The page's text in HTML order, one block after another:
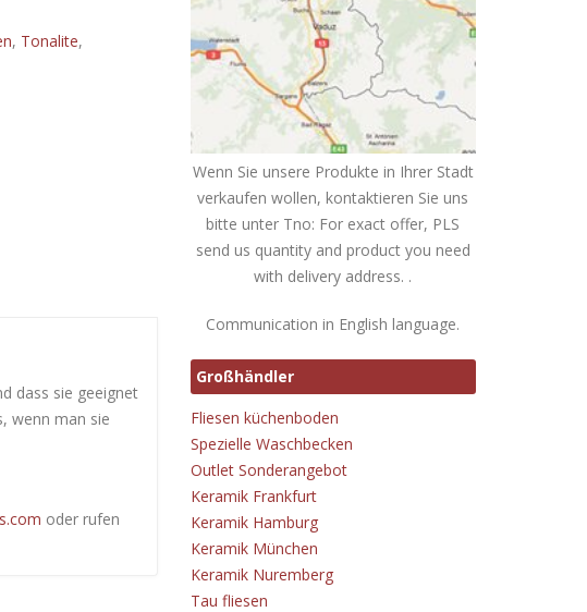
, Tonalite,
dass sie geeignet
wenn man sie
oder rufen
Wenn Sie unsere Produkte in Ihrer Stadt
verkaufen wollen, kontaktieren Sie uns
bitte unter Tno: For exact offer, PLS
send us quantity and product you need
with delivery address. .
Communication in English language.
Großhändler
Fliesen küchenboden
Spezielle Waschbecken
Outlet Sonderangebot
Keramik Frankfurt
Keramik Hamburg
Keramik München
Keramik Nuremberg
Tau fliesen